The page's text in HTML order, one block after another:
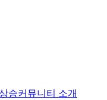
승커뮤니티 소개